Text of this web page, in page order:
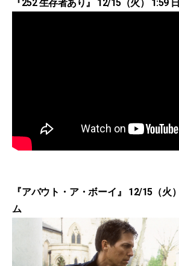
『252 生存者あり』 12/15（火） 1:59
『アバウト・ア・ボーイ』 12/15（火
ム